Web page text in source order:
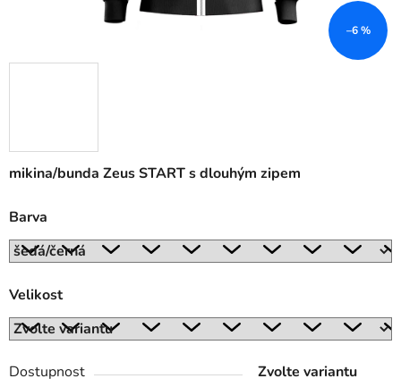
mikina/bunda Zeus START s dlouhým zipem
Barva
Velikost
Dostupnost
Zvolte variantu
–6 %